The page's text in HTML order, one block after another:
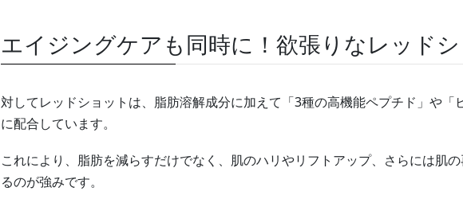
エイジングケアも同時に！欲張りなレッドシ
対してレッドショットは、脂肪溶解成分に加えて「3種の高機能ペプチド」や「
に配合しています。
これにより、脂肪を減らすだけでなく、肌のハリやリフトアップ、さらには肌
るのが強みです。